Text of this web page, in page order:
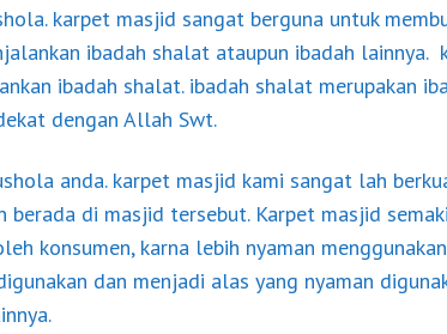
karpet masjid sangat berguna untuk
ibadah shalat ataupun ibadah lainnya.
ibadah shalat. ibadah shalat merupakan
dengan Allah Swt.
anda. karpet masjid kami sangat lah
di masjid tersebut. Karpet masjid
konsumen, karna lebih nyaman
dan menjadi alas yang nyaman